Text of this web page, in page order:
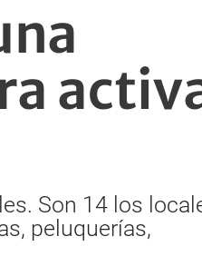
Son 14 los
peluquerías,